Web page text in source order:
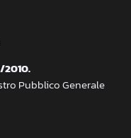
2010.
Pubblico Generale